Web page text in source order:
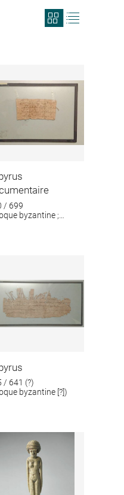
View
search
/ 699
byzantine ;
/ 641 (?)
byzantine [?])